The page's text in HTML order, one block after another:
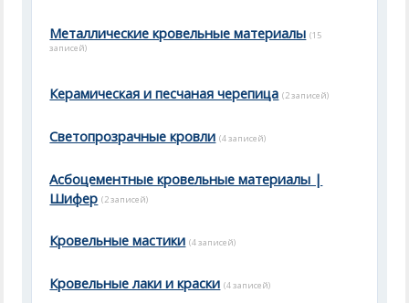
Металлические кровельные материалы (15
записей)
Керамическая и песчаная черепица (2 записей)
Светопрозрачные кровли (4 записей)
Асбоцементные кровельные материалы |
Шифер (2 записей)
Кровельные мастики (4 записей)
Кровельные лаки и краски (4 записей)